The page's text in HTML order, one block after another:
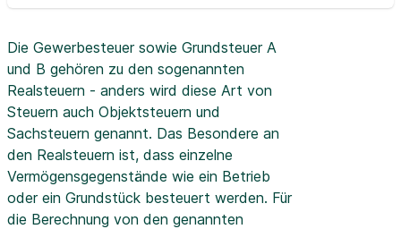
Die Gewerbesteuer sowie Grundsteuer A
und B gehören zu den sogenannten
Realsteuern - anders wird diese Art von
Steuern auch Objektsteuern und
Sachsteuern genannt. Das Besondere an
den Realsteuern ist, dass einzelne
Vermögensgegenstände wie ein Betrieb
oder ein Grundstück besteuert werden. Für
die Berechnung von den genannten